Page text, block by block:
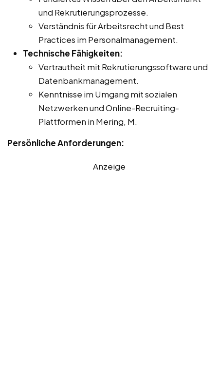
und Rekrutierungsprozesse.
Verständnis für Arbeitsrecht und Best
Practices im Personalmanagement.
Technische Fähigkeiten:
Vertrautheit mit Rekrutierungssoftware und
Datenbankmanagement.
Kenntnisse im Umgang mit sozialen
Netzwerken und Online-Recruiting-
Plattformen in Mering, M.
Persönliche Anforderungen:
Anzeige